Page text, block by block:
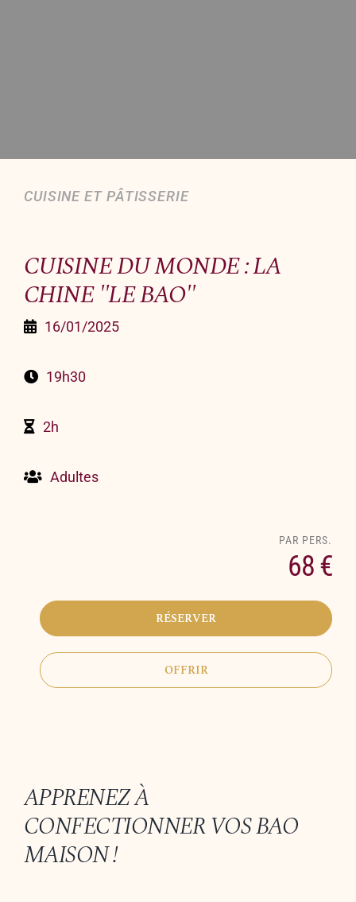
CUISINE ET PÂTISSERIE
CUISINE DU MONDE : LA
CHINE "LE BAO"
16/01/2025
19h30
2h
Adultes
68 €
RÉSERVER
OFFRIR
APPRENEZ À
CONFECTIONNER VOS BAO
MAISON !